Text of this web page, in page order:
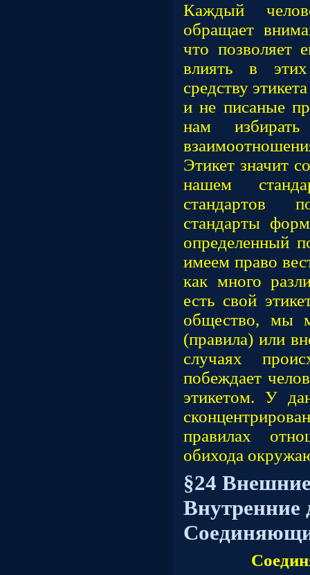
Каждый
обращает
что позволяет
влиять в
средству
и не писаные
нам
Этикет значит
нашем
стандартов
стандарты
определенный
имеем право
как много
есть свой
общество, мы
(правила) или
случаях
побеждает
этикетом. У
правилах
обихода
§24
Внутренние